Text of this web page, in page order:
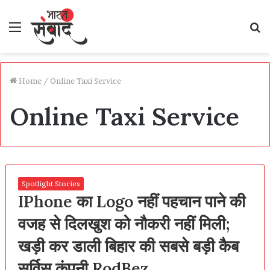
Menu
Home / Online Taxi Service
Online Taxi Service
Spotlight Stories
IPhone का Logo नहीं पहचान पाने की
वजह से दिलखुश को नौकरी नहीं मिली;
खड़ी कर डाली बिहार की सबसे बड़ी कैब